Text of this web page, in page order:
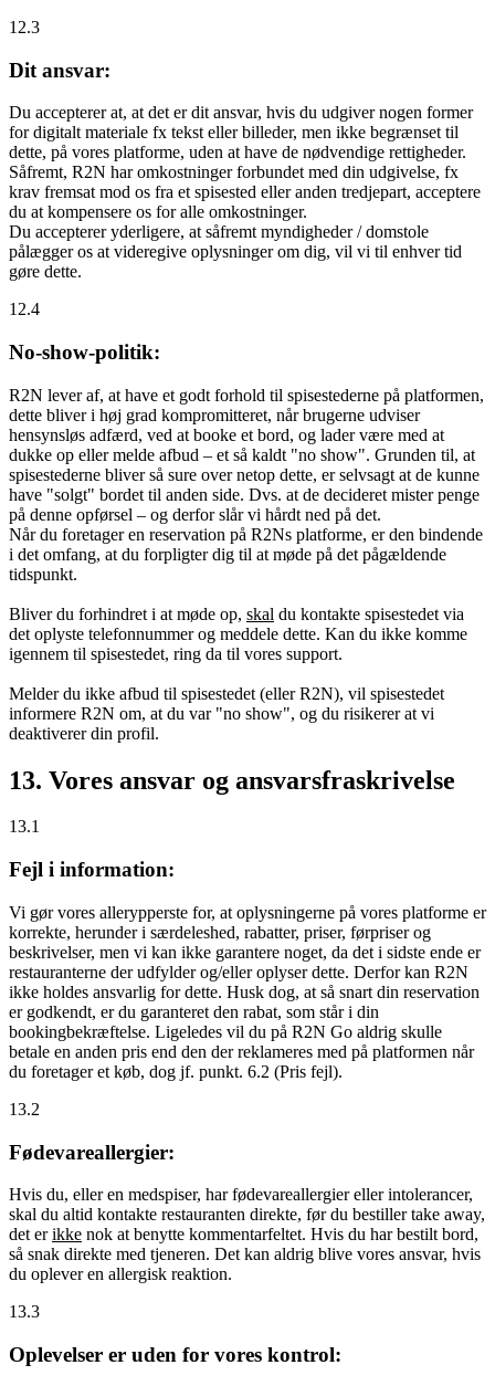
12.3
Dit ansvar:
Du accepterer at, at det er dit ansvar, hvis du udgiver nogen former
for digitalt materiale fx tekst eller billeder, men ikke begrænset til
dette, på vores platforme, uden at have de nødvendige rettigheder.
Såfremt, R2N har omkostninger forbundet med din udgivelse, fx
krav fremsat mod os fra et spisested eller anden tredjepart, acceptere
du at kompensere os for alle omkostninger.
Du accepterer yderligere, at såfremt myndigheder / domstole
pålægger os at videregive oplysninger om dig, vil vi til enhver tid
gøre dette.
12.4
No-show-politik:
R2N lever af, at have et godt forhold til spisestederne på platformen,
dette bliver i høj grad kompromitteret, når brugerne udviser
hensynsløs adfærd, ved at booke et bord, og lader være med at
dukke op eller melde afbud – et så kaldt "no show". Grunden til, at
spisestederne bliver så sure over netop dette, er selvsagt at de kunne
have "solgt" bordet til anden side. Dvs. at de decideret mister penge
på denne opførsel – og derfor slår vi hårdt ned på det.
Når du foretager en reservation på R2Ns platforme, er den bindende
i det omfang, at du forpligter dig til at møde på det pågældende
tidspunkt.
Bliver du forhindret i at møde op, skal du kontakte spisestedet via
det oplyste telefonnummer og meddele dette. Kan du ikke komme
igennem til spisestedet, ring da til vores support.
Melder du ikke afbud til spisestedet (eller R2N), vil spisestedet
informere R2N om, at du var "no show", og du risikerer at vi
deaktiverer din profil.
13. Vores ansvar og ansvarsfraskrivelse
13.1
Fejl i information:
Vi gør vores allerypperste for, at oplysningerne på vores platforme er
korrekte, herunder i særdeleshed, rabatter, priser, førpriser og
beskrivelser, men vi kan ikke garantere noget, da det i sidste ende er
restauranterne der udfylder og/eller oplyser dette. Derfor kan R2N
ikke holdes ansvarlig for dette. Husk dog, at så snart din reservation
er godkendt, er du garanteret den rabat, som står i din
bookingbekræftelse. Ligeledes vil du på R2N Go aldrig skulle
betale en anden pris end den der reklameres med på platformen når
du foretager et køb, dog jf. punkt. 6.2 (Pris fejl).
13.2
Fødevareallergier:
Hvis du, eller en medspiser, har fødevareallergier eller intolerancer,
skal du altid kontakte restauranten direkte, før du bestiller take away,
det erikke nok at benytte kommentarfeltet. Hvis du har bestilt bord,
så snak direkte med tjeneren. Det kan aldrig blive vores ansvar, hvis
du oplever en allergisk reaktion.
13.3
Oplevelser er uden for vores kontrol: